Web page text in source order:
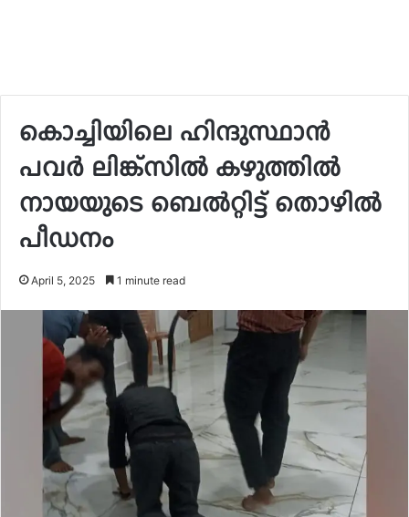
കൊച്ചിയിലെ ഹിന്ദുസ്ഥാന്‍
പവര്‍ ലിങ്ക്‌സില്‍ കഴുത്തില്‍
നായയുടെ ബെല്‍റ്റിട്ട് തൊഴില്‍
പീഡനം
April 5, 2025 1 minute read